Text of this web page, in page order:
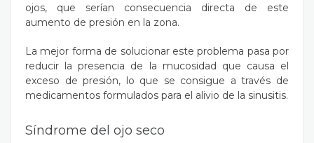
ojos, que serían consecuencia directa de este
aumento de presión en la zona.
La mejor forma de solucionar este problema pasa por
reducir la presencia de la mucosidad que causa el
exceso de presión, lo que se consigue a través de
medicamentos formulados para el alivio de la sinusitis.
Síndrome del ojo seco